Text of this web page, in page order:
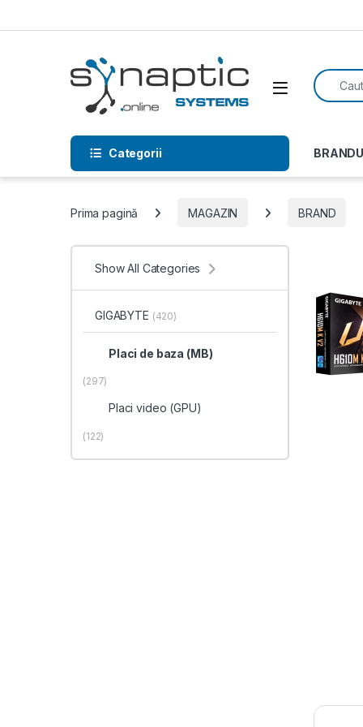
Open
Search
Categorii
Prima pagină MAGAZIN BRAND
Show All Categories
GIGABYTE (420)
Placi de baza (MB)
(297)
Placi video (GPU)
(122)